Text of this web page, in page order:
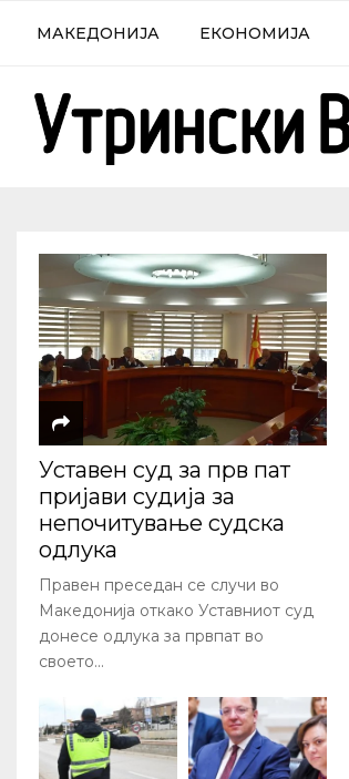
МАКЕДОНИЈА ЕКОНОМИЈА
Уставен суд за прв пат
пријави судија за
непочитување судска
одлука
Правен преседан се случи во
Македонија откако Уставниот суд
донесе одлука за првпат во
своето...